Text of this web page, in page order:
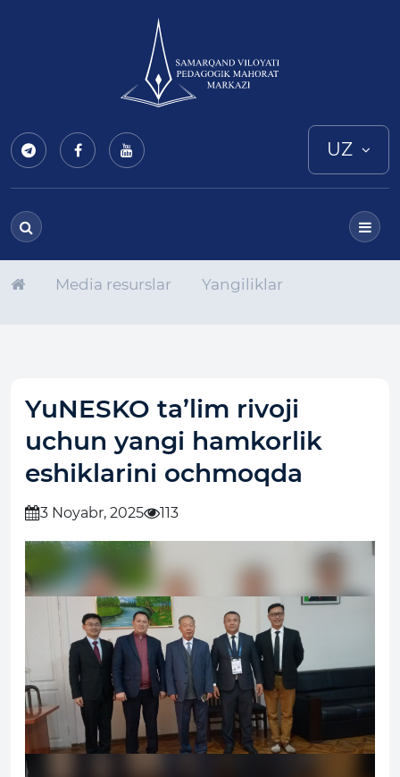
UZ
Media resurslar Yangiliklar
YuNESKO ta’lim rivoji
uchun yangi hamkorlik
eshiklarini ochmoqda
3 Noyabr, 2025 113